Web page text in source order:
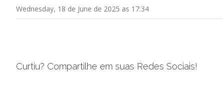
Wednesday, 18 de June de 2025 as 17:34
Curtiu? Compartilhe em suas Redes Sociais!